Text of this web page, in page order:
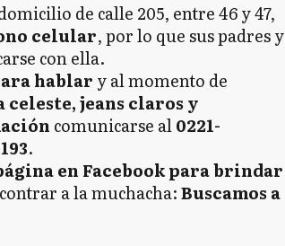
de calle 205, entre 46 y 47,
celular, por lo que sus padres y
con ella.
hablar y al momento de
jeans claros y
comunicarse al0221-
.
en Facebook para brindar
a la muchacha:Buscamos a